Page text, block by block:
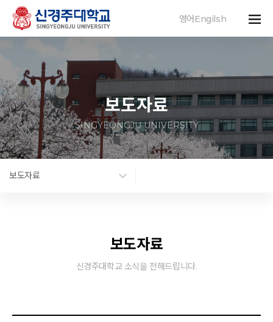
영어Engilsh
보도자료
SINGYEONGJU UNIVERSITY
보도자료
보도자료
신경주대학교 소식을 전해드립니다.